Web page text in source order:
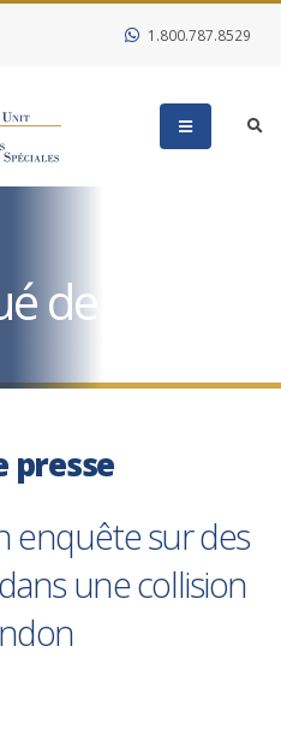
1.800.787.8529
de presse
presse
enquête sur des
une collision